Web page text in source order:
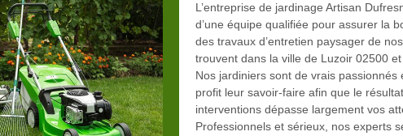
L’entreprise de jardinage Artisan
d’une équipe qualifiée pour assurer la
des travaux d’entretien paysager de
trouvent dans la ville de Luzoir 02500 et
Nos jardiniers sont de vrais passionnés
profit leur savoir-faire afin que le
interventions dépasse largement vos
Professionnels et sérieux, nos experts